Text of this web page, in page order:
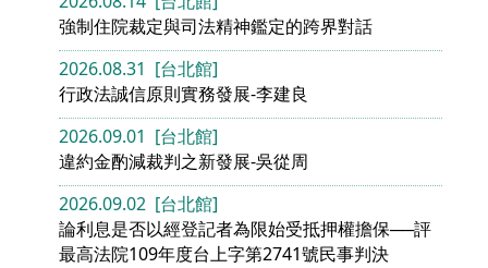
強制住院裁定與司法精神鑑定的跨界對話
2026.08.31 [台北館]
行政法誠信原則實務發展-李建良
2026.09.01 [台北館]
違約金酌減裁判之新發展-吳從周
2026.09.02 [台北館]
論利息是否以經登記者為限始受抵押權擔保──評
最高法院109年度台上字第2741號民事判決